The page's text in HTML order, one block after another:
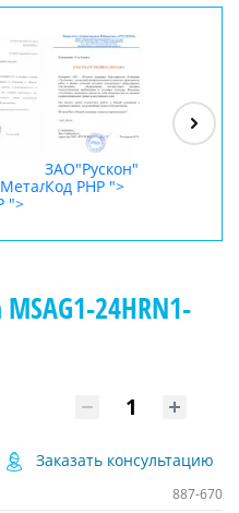
">
ЗАО"Рускон"
Код PHP ">
24HRN1-
Заказать консультацию
887-670